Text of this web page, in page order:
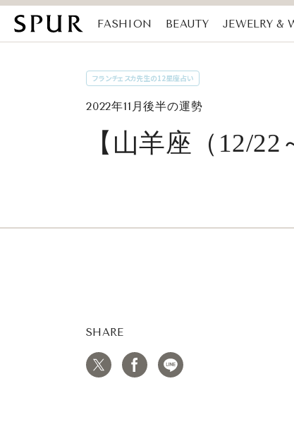
FASHION BEAUTY JEWELRY &
フランチェスカ先生の12星座占い
2022年11月後半の運勢
【山羊座（12/
SHARE